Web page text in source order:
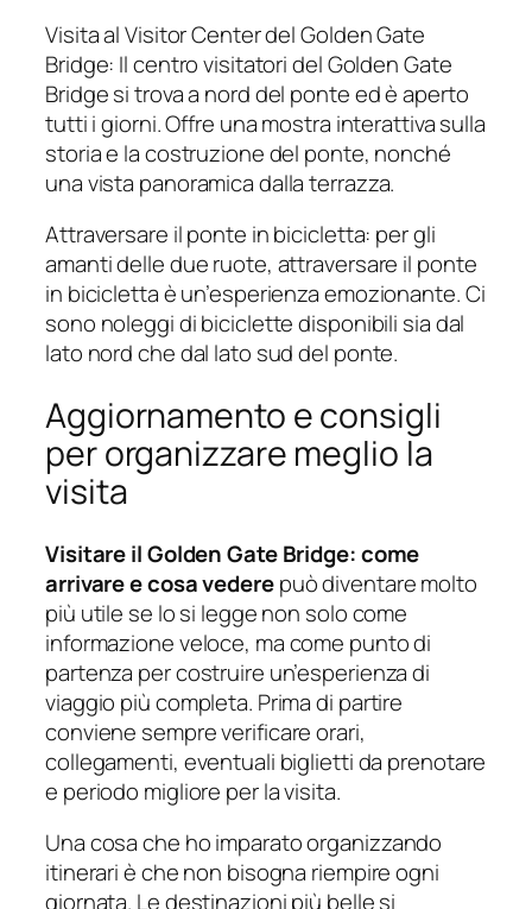
Visita al Visitor Center del Golden Gate
Bridge: Il centro visitatori del Golden Gate
Bridge si trova a nord del ponte ed è aperto
tutti i giorni. Offre una mostra interattiva sulla
storia e la costruzione del ponte, nonché
una vista panoramica dalla terrazza.
Attraversare il ponte in bicicletta: per gli
amanti delle due ruote, attraversare il ponte
in bicicletta è un’esperienza emozionante. Ci
sono noleggi di biciclette disponibili sia dal
lato nord che dal lato sud del ponte.
Aggiornamento e consigli
per organizzare meglio la
visita
Visitare il Golden Gate Bridge: come
arrivare e cosa vederepuò diventare molto
più utile se lo si legge non solo come
informazione veloce, ma come punto di
partenza per costruire un’esperienza di
viaggio più completa. Prima di partire
conviene sempre verificare orari,
collegamenti, eventuali biglietti da prenotare
e periodo migliore per la visita.
Una cosa che ho imparato organizzando
itinerari è che non bisogna riempire ogni
giornata. Le destinazioni più belle si